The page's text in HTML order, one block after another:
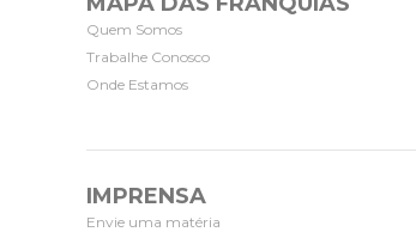
Quem Somos
Trabalhe Conosco
Onde Estamos
IMPRENSA
Envie uma matéria